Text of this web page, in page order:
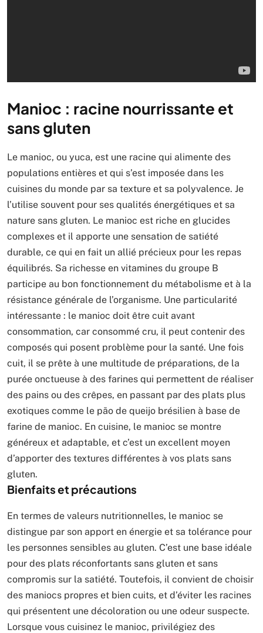
Manioc : racine nourrissante et
sans gluten
Le manioc, ou yuca, est une racine qui alimente des
populations entières et qui s’est imposée dans les
cuisines du monde par sa texture et sa polyvalence. Je
l’utilise souvent pour ses qualités énergétiques et sa
nature sans gluten. Le manioc est riche en glucides
complexes et il apporte une sensation de satiété
durable, ce qui en fait un allié précieux pour les repas
équilibrés. Sa richesse en vitamines du groupe B
participe au bon fonctionnement du métabolisme et à la
résistance générale de l’organisme. Une particularité
intéressante : le manioc doit être cuit avant
consommation, car consommé cru, il peut contenir des
composés qui posent problème pour la santé. Une fois
cuit, il se prête à une multitude de préparations, de la
purée onctueuse à des farines qui permettent de réaliser
des pains ou des crêpes, en passant par des plats plus
exotiques comme le pão de queijo brésilien à base de
farine de manioc. En cuisine, le manioc se montre
généreux et adaptable, et c’est un excellent moyen
d’apporter des textures différentes à vos plats sans
gluten.
Bienfaits et précautions
En termes de valeurs nutritionnelles, le manioc se
distingue par son apport en énergie et sa tolérance pour
les personnes sensibles au gluten. C’est une base idéale
pour des plats réconfortants sans gluten et sans
compromis sur la satiété. Toutefois, il convient de choisir
des maniocs propres et bien cuits, et d’éviter les racines
qui présentent une décoloration ou une odeur suspecte.
Lorsque vous cuisinez le manioc, privilégiez des